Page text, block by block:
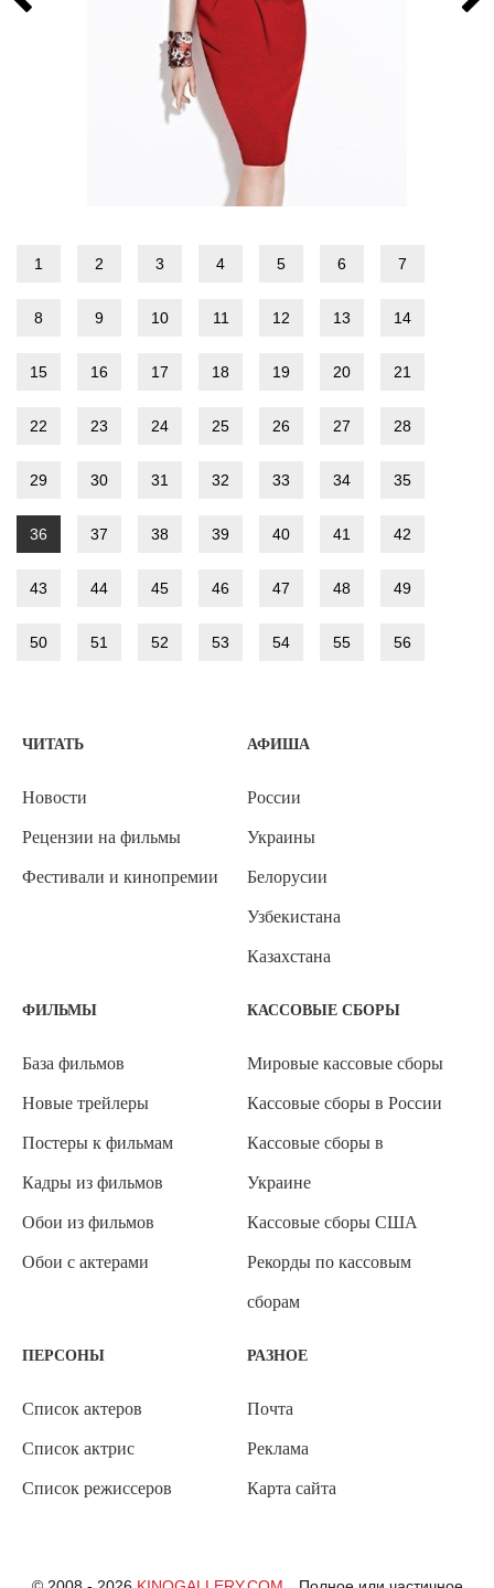
1 2 3 4 5 6 7
8 9 10 11 12 13 14
15 16 17 18 19 20 21
22 23 24 25 26 27 28
29 30 31 32 33 34 35
36 37 38 39 40 41 42
43 44 45 46 47 48 49
50 51 52 53 54 55 56
ЧИТАТЬ
Новости
Рецензии на фильмы
Фестивали и кинопремии
АФИША
России
Украины
Белорусии
Узбекистана
Казахстана
ФИЛЬМЫ
База фильмов
Новые трейлеры
Постеры к фильмам
Кадры из фильмов
Обои из фильмов
Обои с актерами
КАССОВЫЕ СБОРЫ
Мировые кассовые сборы
Кассовые сборы в России
Кассовые сборы в
Украине
Кассовые сборы США
Рекорды по кассовым
сборам
ПЕРСОНЫ
Список актеров
Список актрис
Список режиссеров
РАЗНОЕ
Почта
Реклама
Карта сайта